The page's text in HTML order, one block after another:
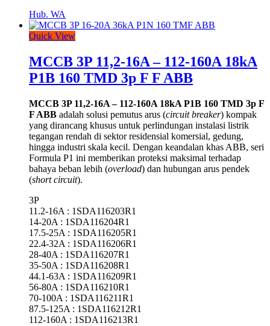
Hub. WA
Quick View
MCCB 3P 11,2-16A – 112-160A 18kA
P1B 160 TMD 3p F F ABB
MCCB 3P 11,2-16A – 112-160A 18kA P1B 160 TMD 3p F
F ABB adalah solusi pemutus arus (circuit breaker) kompak
yang dirancang khusus untuk perlindungan instalasi listrik
tegangan rendah di sektor residensial komersial, gedung,
hingga industri skala kecil. Dengan keandalan khas ABB, seri
Formula P1 ini memberikan proteksi maksimal terhadap
bahaya beban lebih (overload) dan hubungan arus pendek
(short circuit).
3P
11.2-16A : 1SDA116203R1
14-20A : 1SDA116204R1
17.5-25A : 1SDA116205R1
22.4-32A : 1SDA116206R1
28-40A : 1SDA116207R1
35-50A : 1SDA116208R1
44.1-63A : 1SDA116209R1
56-80A : 1SDA116210R1
70-100A : 1SDA116211R1
87.5-125A : 1SDA116212R1
112-160A : 1SDA116213R1